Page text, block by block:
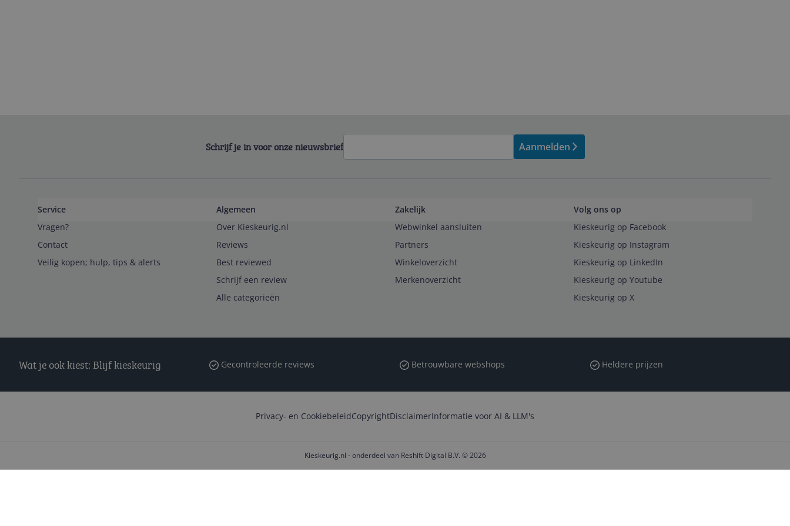
Schrijf je in voor onze nieuwsbrief Aanmelden
Service
Vragen?
Contact
Veilig kopen; hulp, tips & alerts
Algemeen
Over Kieskeurig.nl
Reviews
Best reviewed
Schrijf een review
Alle categorieën
Zakelijk
Webwinkel aansluiten
Partners
Winkeloverzicht
Merkenoverzicht
Volg ons op
Kieskeurig op Facebook
Kieskeurig op Instagram
Kieskeurig op LinkedIn
Kieskeurig op Youtube
Kieskeurig op X
Wat je ook kiest: Blijf kieskeurig Gecontroleerde reviews Betrouwbare webshops Heldere prijzen
Privacy- en CookiebeleidCopyrightDisclaimerInformatie voor AI & LLM's
Kieskeurig.nl - onderdeel van Reshift Digital B.V. © 2026